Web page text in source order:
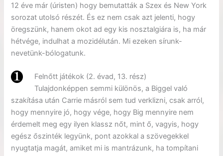
12 éve már (úristen) hogy bemutatták a Szex és New York
sorozat utolsó részét. És ez nem csak azt jelenti, hogy
öregszünk, hanem okot ad egy kis nosztalgiára is, ha már
hétvége, indulhat a mozidélután. Mi ezeken sírunk-
nevetünk-bólogatunk.
Felnőtt játékok (2. évad, 13. rész)
Tulajdonképpen semmi különös, a Biggel való
szakítása után Carrie másról sem tud verklizni, csak arról,
hogy mennyire jó, hogy vége, hogy Big mennyire nem
érdemelt meg egy ilyen klassz nőt, mint ő, vagyis, hogy
egész őszinték legyünk, pont azokkal a szövegekkel
nyugtatja magát, amiket mi is mantrázunk, ha tompítani